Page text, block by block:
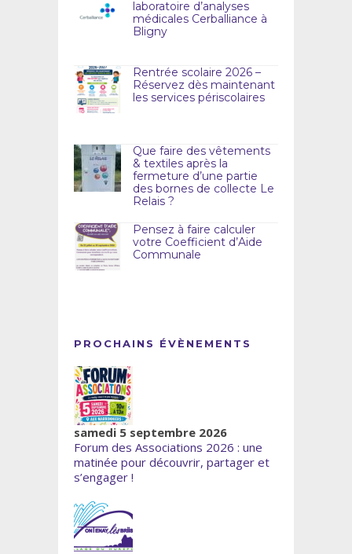
laboratoire d’analyses
médicales Cerballiance à
Bligny
Rentrée scolaire 2026 –
Réservez dès maintenant
les services périscolaires
Que faire des vêtements
& textiles après la
fermeture d’une partie
des bornes de collecte Le
Relais ?
Pensez à faire calculer
votre Coefficient d’Aide
Communale
PROCHAINS ÉVÈNEMENTS
samedi 5 septembre 2026
Forum des Associations 2026 : une
matinée pour découvrir, partager et
s’engager !